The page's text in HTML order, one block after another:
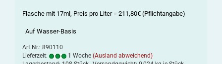
Flasche mit 17ml, Preis pro Liter = 211,80€ (Pflichtangabe)
Auf Wasser-Basis
Art.Nr.: 890110
Lieferzeit:
1 Woche (Ausland abweichend)